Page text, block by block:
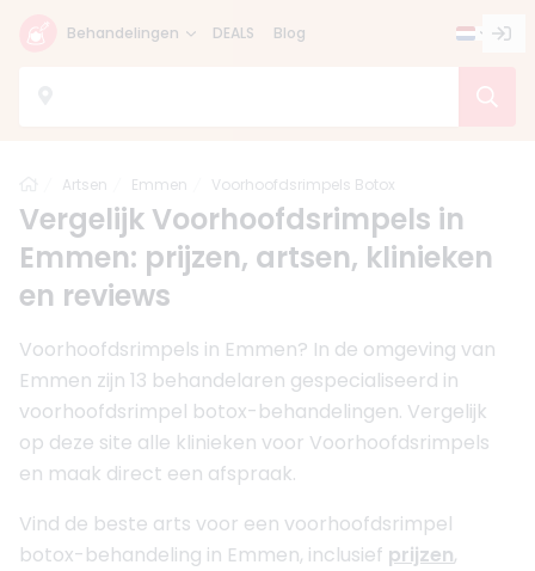
Behandelingen DEALS Blog
Home
Artsen Emmen Voorhoofdsrimpels Botox
Vergelijk Voorhoofdsrimpels in
Emmen: prijzen, artsen, klinieken
en reviews
Voorhoofdsrimpels in Emmen? In de omgeving van
Emmen zijn 13 behandelaren gespecialiseerd in
voorhoofdsrimpel botox-behandelingen. Vergelijk
op deze site alle klinieken voor Voorhoofdsrimpels
en maak direct een afspraak.
Vind de beste arts voor een voorhoofdsrimpel
botox-behandeling in Emmen, inclusief prijzen,